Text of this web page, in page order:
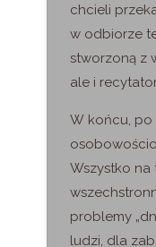
chcieli
w odbiorze
stworzoną z
ale i
W końcu, po
Wszystko na
problemy
ludzi, dla